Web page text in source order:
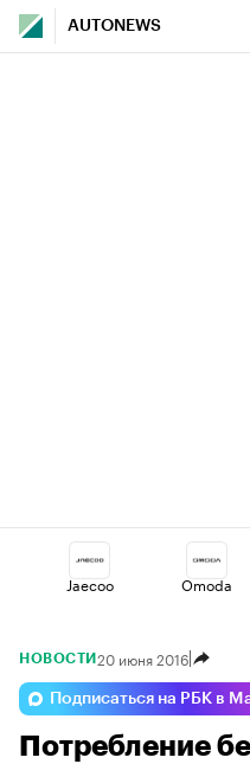
AUTONEWS
Jaecoo Omoda
Esteo Changan
Voyah Lada
НОВОСТИ 20 июня 2016
Подписаться на РБК в
Потребление